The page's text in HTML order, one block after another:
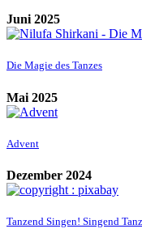
Juni 2025
Die Magie des Tanzes
Mai 2025
Advent
Dezember 2024
Tanzend Singen! Singend